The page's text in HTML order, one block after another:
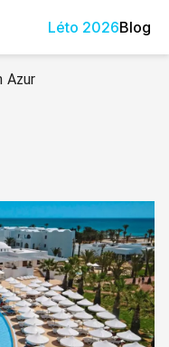
Léto 2026Blog
Azur